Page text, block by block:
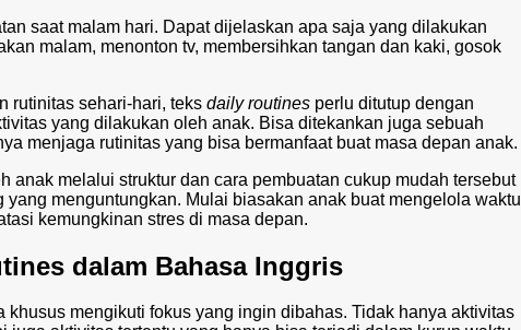
saat malam hari. Dapat dijelaskan apa saja yang dilakukan
malam, menonton tv, membersihkan tangan dan kaki, gosok
rutinitas sehari-hari, teks daily routines perlu ditutup dengan
yang dilakukan oleh anak. Bisa ditekankan juga sebuah
menjaga rutinitas yang bisa bermanfaat buat masa depan anak.
anak melalui struktur dan cara pembuatan cukup mudah tersebut
menguntungkan. Mulai biasakan anak buat mengelola waktu
kemungkinan stres di masa depan.
dalam Bahasa Inggris
khusus mengikuti fokus yang ingin dibahas. Tidak hanya aktivitas